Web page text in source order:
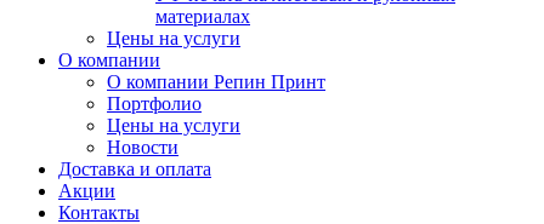
материалах
Цены на услуги
О компании
О компании Репин Принт
Портфолио
Цены на услуги
Новости
Доставка и оплата
Акции
Контакты